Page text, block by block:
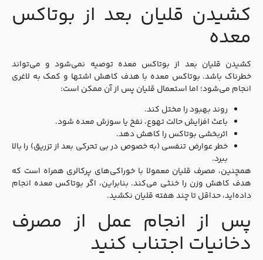
کشیدن قلیان بعد از بوتاکس
معده
کشیدن قلیان بعد از بوتاکس معده توصیه نمی‌شود و می‌تواند
خطرناک باشد. بوتاکس معده با هدف کاهش اشتها و کمک به لاغری
انجام می‌شود؛ اما استعمال قلیان پس از آن ممکن است:
روند بهبود را مختل کند.
باعث افزایش حالت تهوع، نفخ یا سوزش معده شود.
اثربخشی بوتاکس را کاهش دهد.
خطر عوارض تنفسی (به‌ خصوص در بی‌ تحرکی بعد از تزریق) را بالا
ببرد.
همچنین، مصرف قلیان معمولا با خوراکی‌های پرکالری همراه است که
هدف کاهش وزن را خنثی می‌کند. بنابراین، اگر بوتاکس معده انجام
داده‌اید، حداقل تا چند هفته قلیان نکشید.
پس از انجام عمل از مصرف
دخانیات اجتناب کنید